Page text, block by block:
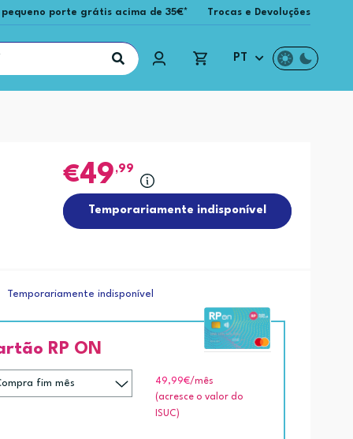
porte grátis acima de 35€* Trocas e Devoluções
PT
49 ,99
Temporariamente indisponível
Temporariamente indisponível
RP ON
49,99€/mês
(acresce o valor do
ISUC)